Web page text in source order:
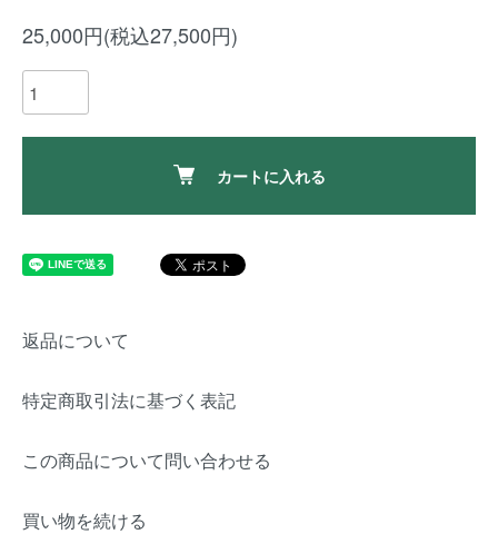
25,000円(税込27,500円)
カートに入れる
返品について
特定商取引法に基づく表記
この商品について問い合わせる
買い物を続ける